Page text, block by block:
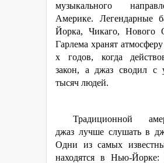
музыкального
Америке. Легендарные
Йорка, Чикаго, Нового
Гарлема хранят
х годов, когда
закон, а джаз сводил с
тысяч людей.
Традиционной
джаз лучше слушать в
Одни из самых
находятся в Нью-